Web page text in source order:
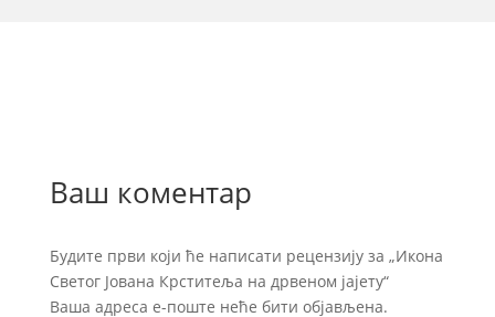
Ваш коментар
Будите први који ће написати рецензију за „Икона
Светог Јована Крститеља на дрвеном јајету“
Ваша адреса е-поште неће бити објављена.